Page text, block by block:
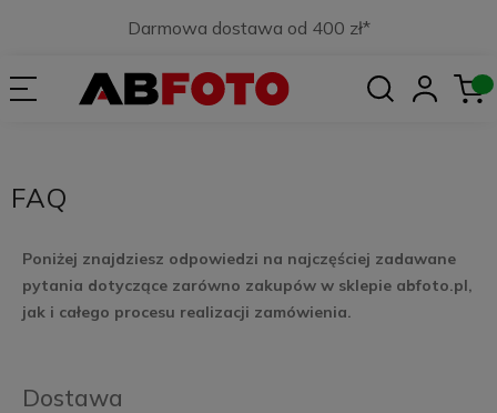
Darmowa dostawa od 400 zł*
FAQ
Poniżej znajdziesz odpowiedzi na najczęściej zadawane
pytania dotyczące zarówno zakupów w sklepie abfoto.pl,
jak i całego procesu realizacji zamówienia.
Dostawa